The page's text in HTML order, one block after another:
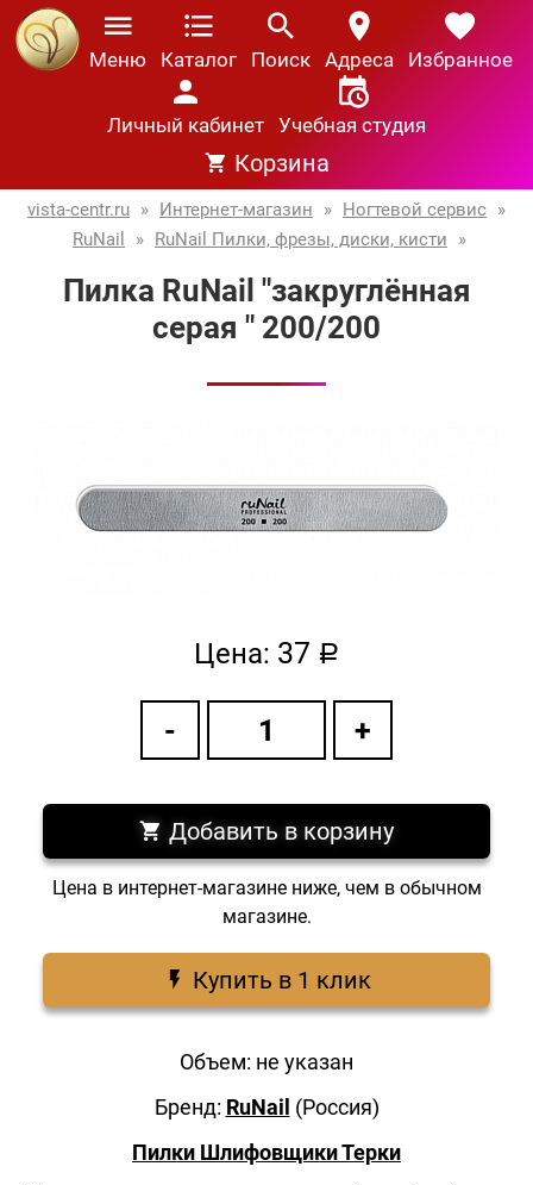
Меню Каталог Поиск Адреса Избранное
Личный кабинет Учебная студия
Корзина
vista-centr.ru » Интернет-магазин » Ногтевой сервис »
RuNail
» RuNail Пилки, фрезы, диски, кисти »
Пилка RuNail "закруглённая
серая " 200/200
Цена: 37 a
Добавить в корзину
Цена в интернет-магазине ниже, чем в обычном
магазине.
Купить в 1 клик
Объем: не указан
Бренд: RuNail (Россия)
Пилки Шлифовщики Терки